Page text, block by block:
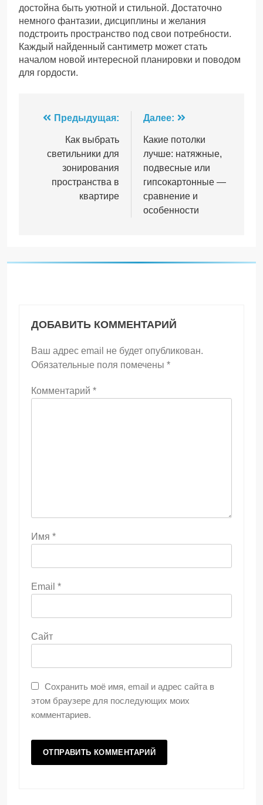
достойна быть уютной и стильной. Достаточно
немного фантазии, дисциплины и желания
подстроить пространство под свои потребности.
Каждый найденный сантиметр может стать
началом новой интересной планировки и поводом
для гордости.
Навигация
записям
Предыдущая:
Как выбрать
светильники для
зонирования
пространства в
квартире
Далее:
Какие потолки
лучше: натяжные,
подвесные или
гипсокартонные —
сравнение и
особенности
ДОБАВИТЬ КОММЕНТАРИЙ
Ваш адрес email не будет опубликован.
Обязательные поля помечены *
Комментарий *
Имя *
Email *
Сайт
Сохранить моё имя, email и адрес сайта в
этом браузере для последующих моих
комментариев.